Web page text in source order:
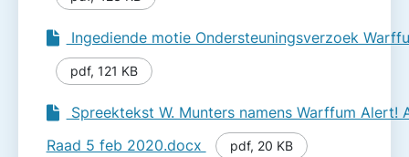
Ingediende motie Onder­steuningsverzoek
pdf, 121 KB
Spreektekst W. Munters namens Warffum Alert!
Raad 5 feb 2020.docx
pdf, 20 KB